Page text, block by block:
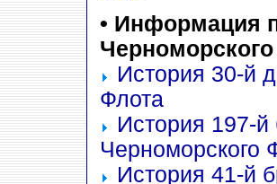
• Информация
Черноморского
История 30-й
Флота
История 197-й
Черноморского
История 41-й